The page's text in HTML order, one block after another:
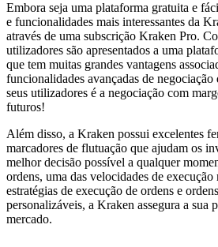
Embora seja uma plataforma gratuita e
e funcionalidades mais interessantes da
através de uma subscrição Kraken Pro.
utilizadores são apresentados a uma
que tem muitas grandes vantagens
funcionalidades avançadas de
seus utilizadores é a negociação com
futuros!
Além disso, a Kraken possui excelentes
marcadores de flutuação que ajudam os
melhor decisão possível a qualquer
ordens, uma das velocidades de execução
estratégias de execução de ordens e
personalizáveis, a Kraken assegura a sua
mercado.